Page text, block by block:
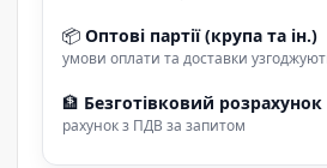
📦 Оптові партії (крупа та ін.)
умови оплати та доставки
🏦 Безготівковий розрахунок
рахунок з ПДВ за запитом